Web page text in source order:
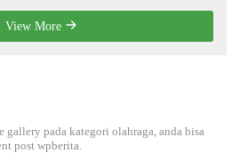
View More
pada kategori olahraga, anda bisa
post wpberita.